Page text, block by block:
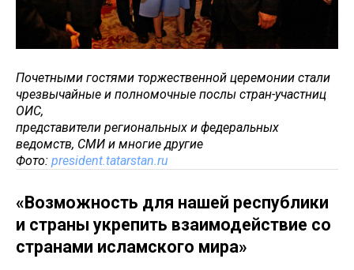
Почетными гостями торжественной церемонии стали
чрезвычайные и полномочные послы стран-участниц
ОИС,
представители региональных и федеральных
ведомств, СМИ и многие другие
Фото: president.tatarstan.ru
«Возможность для нашей республики
и страны укрепить взаимодействие со
странами исламского мира»